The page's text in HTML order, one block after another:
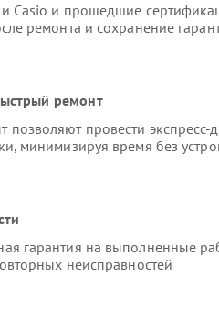
Casio и прошедшие
ремонта и сохранение
ремонт
провести экспресс-
минимизируя время без
гарантия на выполненные
неисправностей